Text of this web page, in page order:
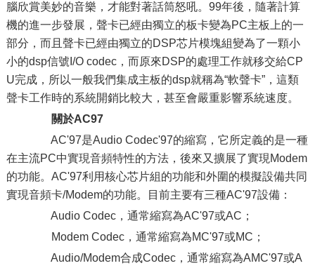
腦欣賞美妙的音樂，才能對著話筒怒吼。99年後，隨著計算
機的進一步發展，聲卡已經由獨立的板卡變為PC主板上的一
部分，而且聲卡已經由獨立的DSP芯片模塊組變為了一顆小
小的dsp信號I/O codec，而原來DSP的處理工作就移交給CP
U完成，所以一般我們集成主板的dsp就稱為“軟聲卡”，這類
聲卡工作時的系統開銷比較大，甚至會嚴重影響系統速度。
關於AC97
AC'97是Audio Codec'97的縮寫，它所定義的是一種
在主流PC中實現音頻特性的方法，後來又擴展了實現Modem
的功能。AC'97利用核心芯片組的功能和外圍的模擬設備共同
實現音頻卡/Modem的功能。目前主要有三種AC'97設備：
Audio Codec，通常縮寫為AC'97或AC；
Modem Codec，通常縮寫為MC'97或MC；
Audio/Modem合成Codec，通常縮寫為AMC'97或A